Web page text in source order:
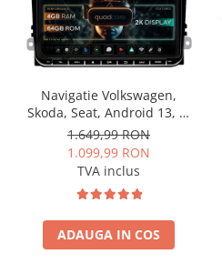
Navigatie Volkswagen,
Skoda, Seat, Android 13, S-
Quadcore / 4GB RAM +
64GB ROM, 9 Inch - AD-
BGSW94L
1.649,99 RON
1.099,99 RON
TVA inclus
ADAUGA IN COS